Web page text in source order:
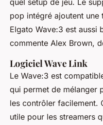
quel setup de jeu. Le
pop intégré ajoutent
Elgato Wave:3 est aussi
commente Alex Brown,
Logiciel Wave Link
Le Wave:3 est
qui permet de mélanger
les contrôler facilement.
utile pour les streamers